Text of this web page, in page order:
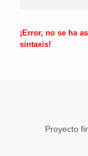
¡Error, no se ha
sintaxis!
Proyecto